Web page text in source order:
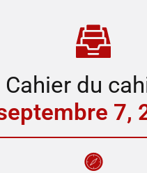
Cahier du
7,